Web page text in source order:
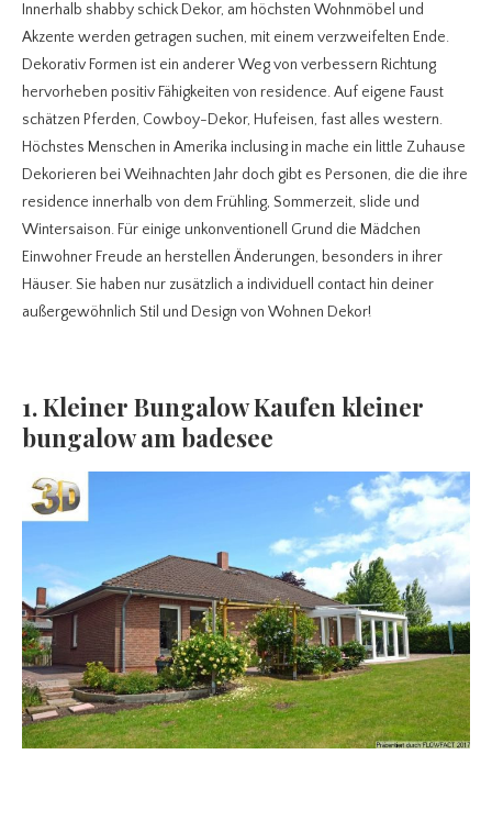
Innerhalb shabby schick Dekor, am höchsten Wohnmöbel und
Akzente werden getragen suchen, mit einem verzweifelten Ende.
Dekorativ Formen ist ein anderer Weg von verbessern Richtung
hervorheben positiv Fähigkeiten von residence. Auf eigene Faust
schätzen Pferden, Cowboy-Dekor, Hufeisen, fast alles western.
Höchstes Menschen in Amerika inclusing in mache ein little Zuhause
Dekorieren bei Weihnachten Jahr doch gibt es Personen, die die ihre
residence innerhalb von dem Frühling, Sommerzeit, slide und
Wintersaison. Für einige unkonventionell Grund die Mädchen
Einwohner Freude an herstellen Änderungen, besonders in ihrer
Häuser. Sie haben nur zusätzlich a individuell contact hin deiner
außergewöhnlich Stil und Design von Wohnen Dekor!
1. Kleiner Bungalow Kaufen kleiner
bungalow am badesee